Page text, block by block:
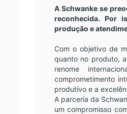
A Schwanke se
reconhecida. Por
produção e
Com o objetivo de
quanto no produto,
renome
comprometimento
produtivo e a
A parceria da
um compromisso